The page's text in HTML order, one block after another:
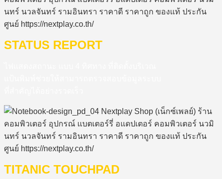
STATUS REPORT
TITANIC TOUCHPAD